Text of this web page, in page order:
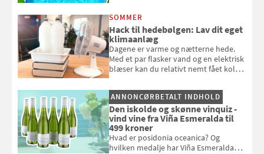
opmærksom, når du smider
badebassinet eller et badedyr ud
SOMMER
Hack til hedebølgen: Lav dit eget
klimaanlæg
Dagene er varme og nætterne hede.
Med et par flasker vand og en elektrisk
blæser kan du relativt nemt fået koldt
og se, hvordan du gør
ANNONCØRBETALT INDHOLD
Den iskolde og skønne vinquiz -
vind vine fra Viña Esmeralda til
499 kroner
Hvad er posidonia oceanica? Og
hvilken medalje har Viña Esmeralda